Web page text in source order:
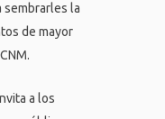
sembrarles la
de mayor
a los